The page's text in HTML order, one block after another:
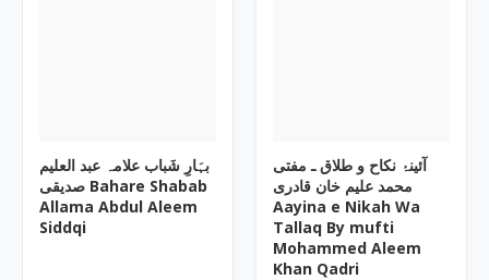
بہَارِ شَباب علامہ عبد العلیم
صدیقی Bahare Shabab
Allama Abdul Aleem
Siddqi
آئینۂ نکاح و طلاق ـ مفتی
محمد علیم خان قادری
Aayina e Nikah Wa
Tallaq By mufti
Mohammed Aleem
Khan Qadri